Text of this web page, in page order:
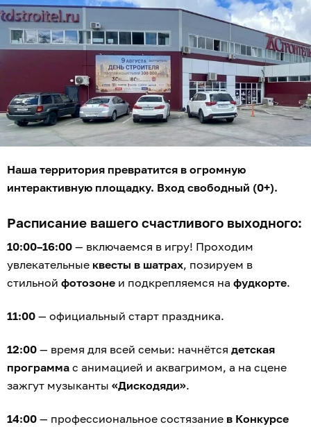
Наша территория превратится в огромную
интерактивную площадку. Вход свободный (0+).
Расписание вашего счастливого выходного:
10:00–16:00 — включаемся в игру! Проходим
увлекательные квесты в шатрах, позируем в
стильной фотозоне и подкрепляемся на фудкорте.
11:00 — официальный старт праздника.
12:00 — время для всей семьи: начнётся детская
программа с анимацией и аквагримом, а на сцене
зажгут музыканты «Дискодяди».
14:00 — профессиональное состязание в Конкурсе